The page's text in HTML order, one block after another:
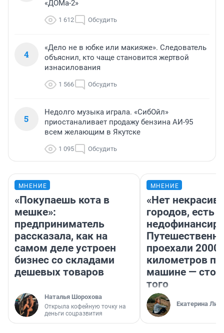
«ДОМа-2»
1 612 Обсудить
4
«Дело не в юбке или макияже». Следователь
объяснил, кто чаще становится жертвой
изнасилования
1 566 Обсудить
5
Недолго музыка играла. «СибОйл»
приостаналивает продажу бензина АИ-95
всем желающим в Якутске
1 095 Обсудить
МНЕНИЕ
«Покупаешь кота в
мешке»:
предприниматель
рассказала, как на
самом деле устроен
бизнес со складами
дешевых товаров
Наталья Шорохова
Открыла кофейную точку на
деньги соцразвития
МНЕНИЕ
«Нет
городов, есть
проехали 2000
километров по
машине —
того
Екатерина